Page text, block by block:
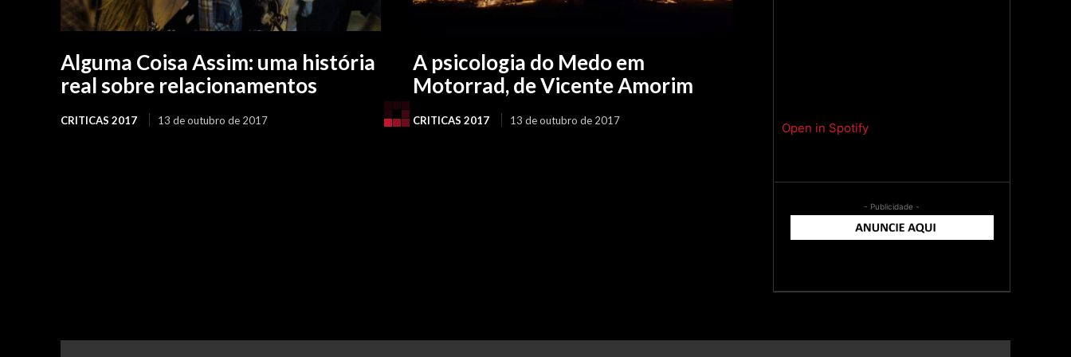
Alguma Coisa Assim: uma história
real sobre relacionamentos
CRITICAS 2017 13 de outubro de 2017
A psicologia do Medo em
Motorrad, de Vicente Amorim
CRITICAS 2017 13 de outubro de 2017 Open in Spotify
- Publicidade -